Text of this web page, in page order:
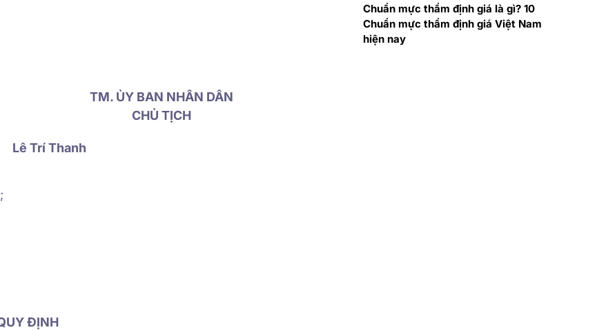
TM. ỦY BAN NHÂN DÂN
CHỦ TỊCH
Lê Trí Thanh
ĐỊNH
Chuẩn mực thẩm định giá là gì? 10
Chuẩn mực thẩm định giá Việt Nam
hiện nay